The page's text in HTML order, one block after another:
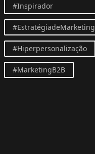
#Inspirador
#EstratégiadeMarketing
#Hiperpersonalização
#MarketingB2B